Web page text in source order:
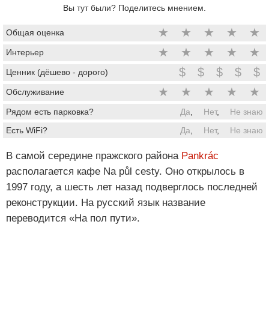
Вы тут были? Поделитесь мнением.
Общая оценка ★ ★ ★ ★ ★
Интерьер ★ ★ ★ ★ ★
Ценник (дёшево - дорого) $ $ $ $ $
Обслуживание ★ ★ ★ ★ ★
Рядом есть парковка? Да Нет,
Не знаю
Есть WiFi?
Да Нет, Не знаю
В самой середине пражского района Pankrác
располагается кафе Na půl cesty. Оно открылось в
1997 году, а шесть лет назад подверглось последней
реконструкции. На русский язык название
переводится «На пол пути».